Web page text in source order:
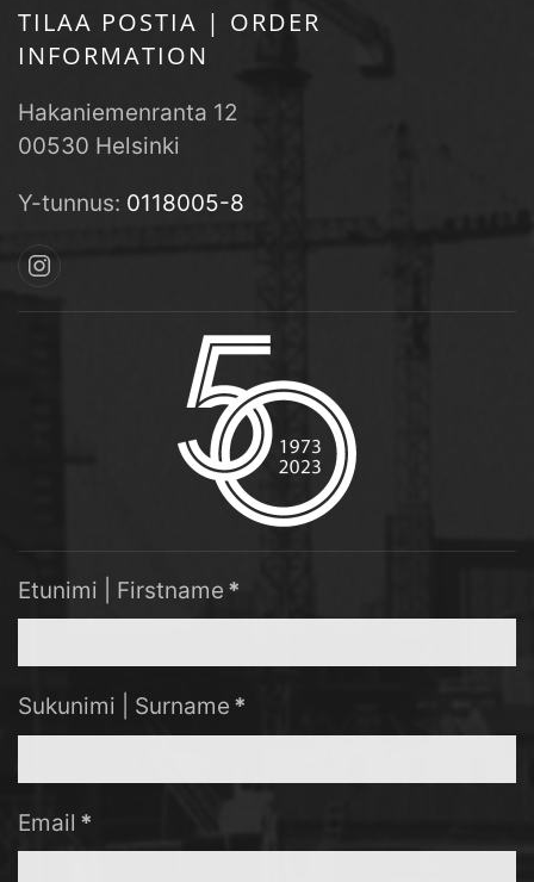
TILAA POSTIA | ORDER
INFORMATION
Hakaniemenranta 12
00530 Helsinki
Y-tunnus: 0118005-8
Etunimi | Firstname *
Sukunimi | Surname *
Email *